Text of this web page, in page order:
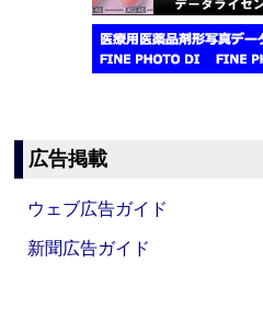
広告掲載
ウェブ広告ガイド
新聞広告ガイド